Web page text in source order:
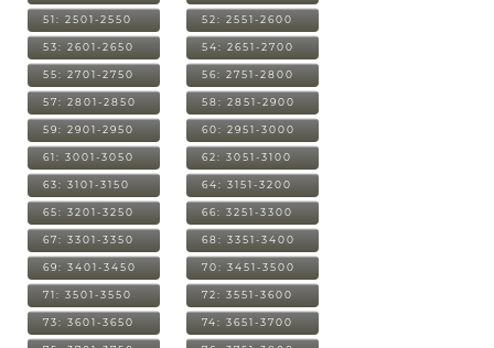
51: 2501-2550 52: 2551-2600
53: 2601-2650 54: 2651-2700
55: 2701-2750 56: 2751-2800
57: 2801-2850 58: 2851-2900
59: 2901-2950 60: 2951-3000
61: 3001-3050 62: 3051-3100
63: 3101-3150 64: 3151-3200
65: 3201-3250 66: 3251-3300
67: 3301-3350 68: 3351-3400
69: 3401-3450 70: 3451-3500
71: 3501-3550 72: 3551-3600
73: 3601-3650 74: 3651-3700